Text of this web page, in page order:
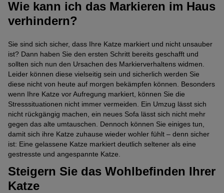
Wie kann ich das Markieren im Haus
verhindern?
Sie sind sich sicher, dass Ihre Katze markiert und nicht unsauber
ist? Dann haben Sie den ersten Schritt bereits geschafft und
sollten sich nun den Ursachen des Markierverhaltens widmen.
Leider können diese vielseitig sein und sicherlich werden Sie
diese nicht von heute auf morgen bekämpfen können. Besonders
wenn Ihre Katze vor Aufregung markiert, können Sie die
Stresssituationen nicht immer vermeiden. Ein Umzug lässt sich
nicht rückgängig machen, ein neues Sofa lässt sich nicht mehr
gegen das alte umtauschen. Dennoch können Sie einiges tun,
damit sich ihre Katze zuhause wieder wohler fühlt – denn sicher
ist: Eine gelassene Katze markiert deutlich seltener als eine
gestresste und angespannte Katze.
Steigern Sie das Wohlbefinden Ihrer
Katze